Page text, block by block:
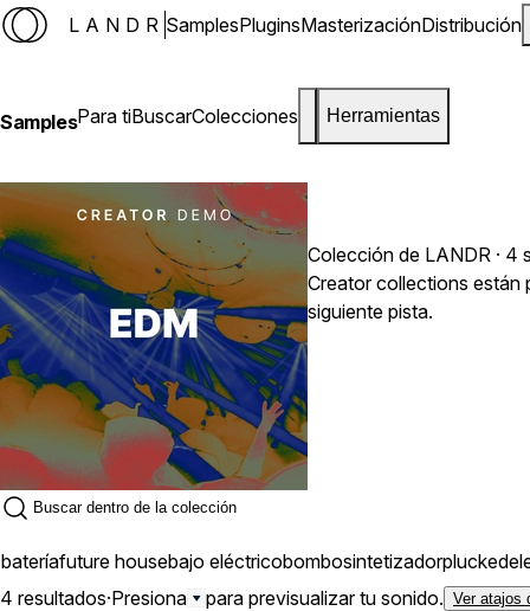
LANDR SamplesPluginsMasterizaciónDistribución
SamplesPara tiBuscarColecciones Herramientas
Colección de LANDR · 4
Creator collections están
siguiente pista.
bateríafuture housebajo eléctricobombosintetizadorplucked
4 resultados·Presiona para previsualizar tu sonido. Ver atajos